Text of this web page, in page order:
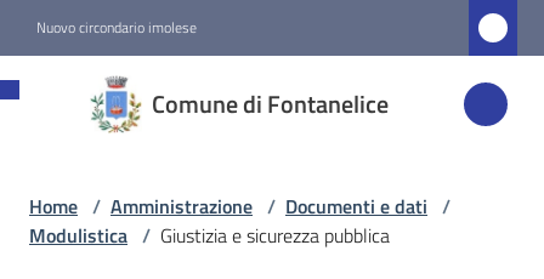
Nuovo circondario imolese
Comune di Fontanelice
Fontanelice
Amministrazione
Menu selezionato
Home / Amministrazione / Documenti e dati /
Modulistica / Giustizia e sicurezza pubblica